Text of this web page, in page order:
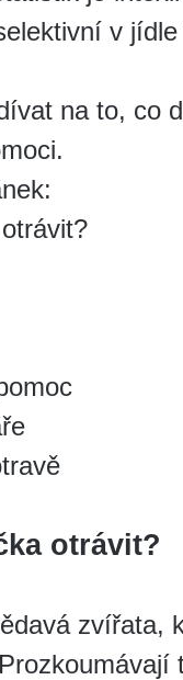
v
na to, co
otrávit?
zvířata,